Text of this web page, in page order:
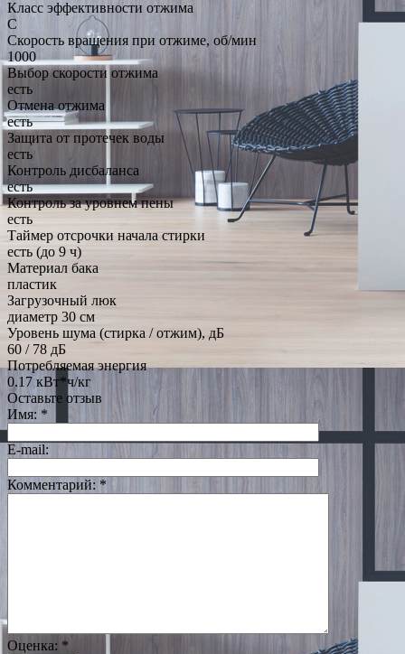
Класс эффективности отжима
C
Скорость вращения при отжиме, об/мин
1000
Выбор скорости отжима
есть
Отмена отжима
есть
Защита от протечек воды
есть
Контроль дисбаланса
есть
Контроль за уровнем пены
есть
Таймер отсрочки начала стирки
есть (до 9 ч)
Материал бака
пластик
Загрузочный люк
диаметр 30 см
Уровень шума (стирка / отжим), дБ
60 / 78 дБ
Потребляемая энергия
0.17 кВт*ч/кг
Оставьте отзыв
Имя: *
E-mail:
Комментарий: *
Оценка: *